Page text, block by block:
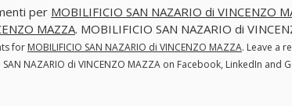
per MOBILIFICIO SAN NAZARIO di VINCENZO
MAZZA. MOBILIFICIO SAN NAZARIO di
for MOBILIFICIO SAN NAZARIO di VINCENZO MAZZA. Leave a
SAN NAZARIO di VINCENZO MAZZA on Facebook, LinkedIn and